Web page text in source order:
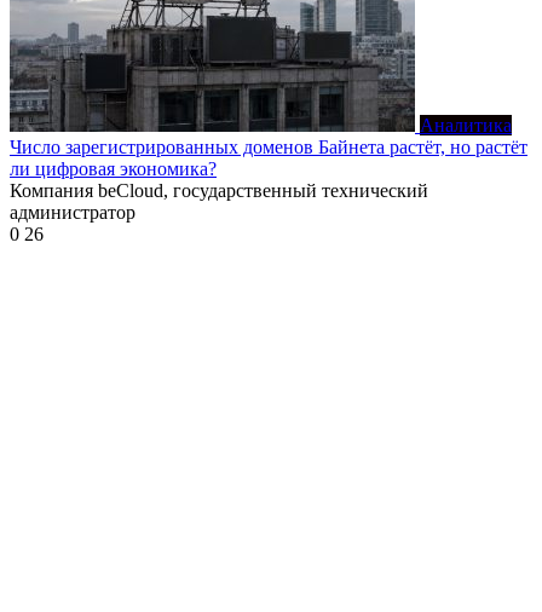
Аналитика
Число зарегистрированных доменов Байнета растёт, но растёт
ли цифровая экономика?
Компания beCloud, государственный технический
администратор
0 26